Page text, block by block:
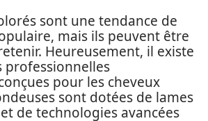
sont une tendance de
mais ils peuvent être
Heureusement, il existe
professionnelles
pour les cheveux
sont dotées de lames
de technologies avancées